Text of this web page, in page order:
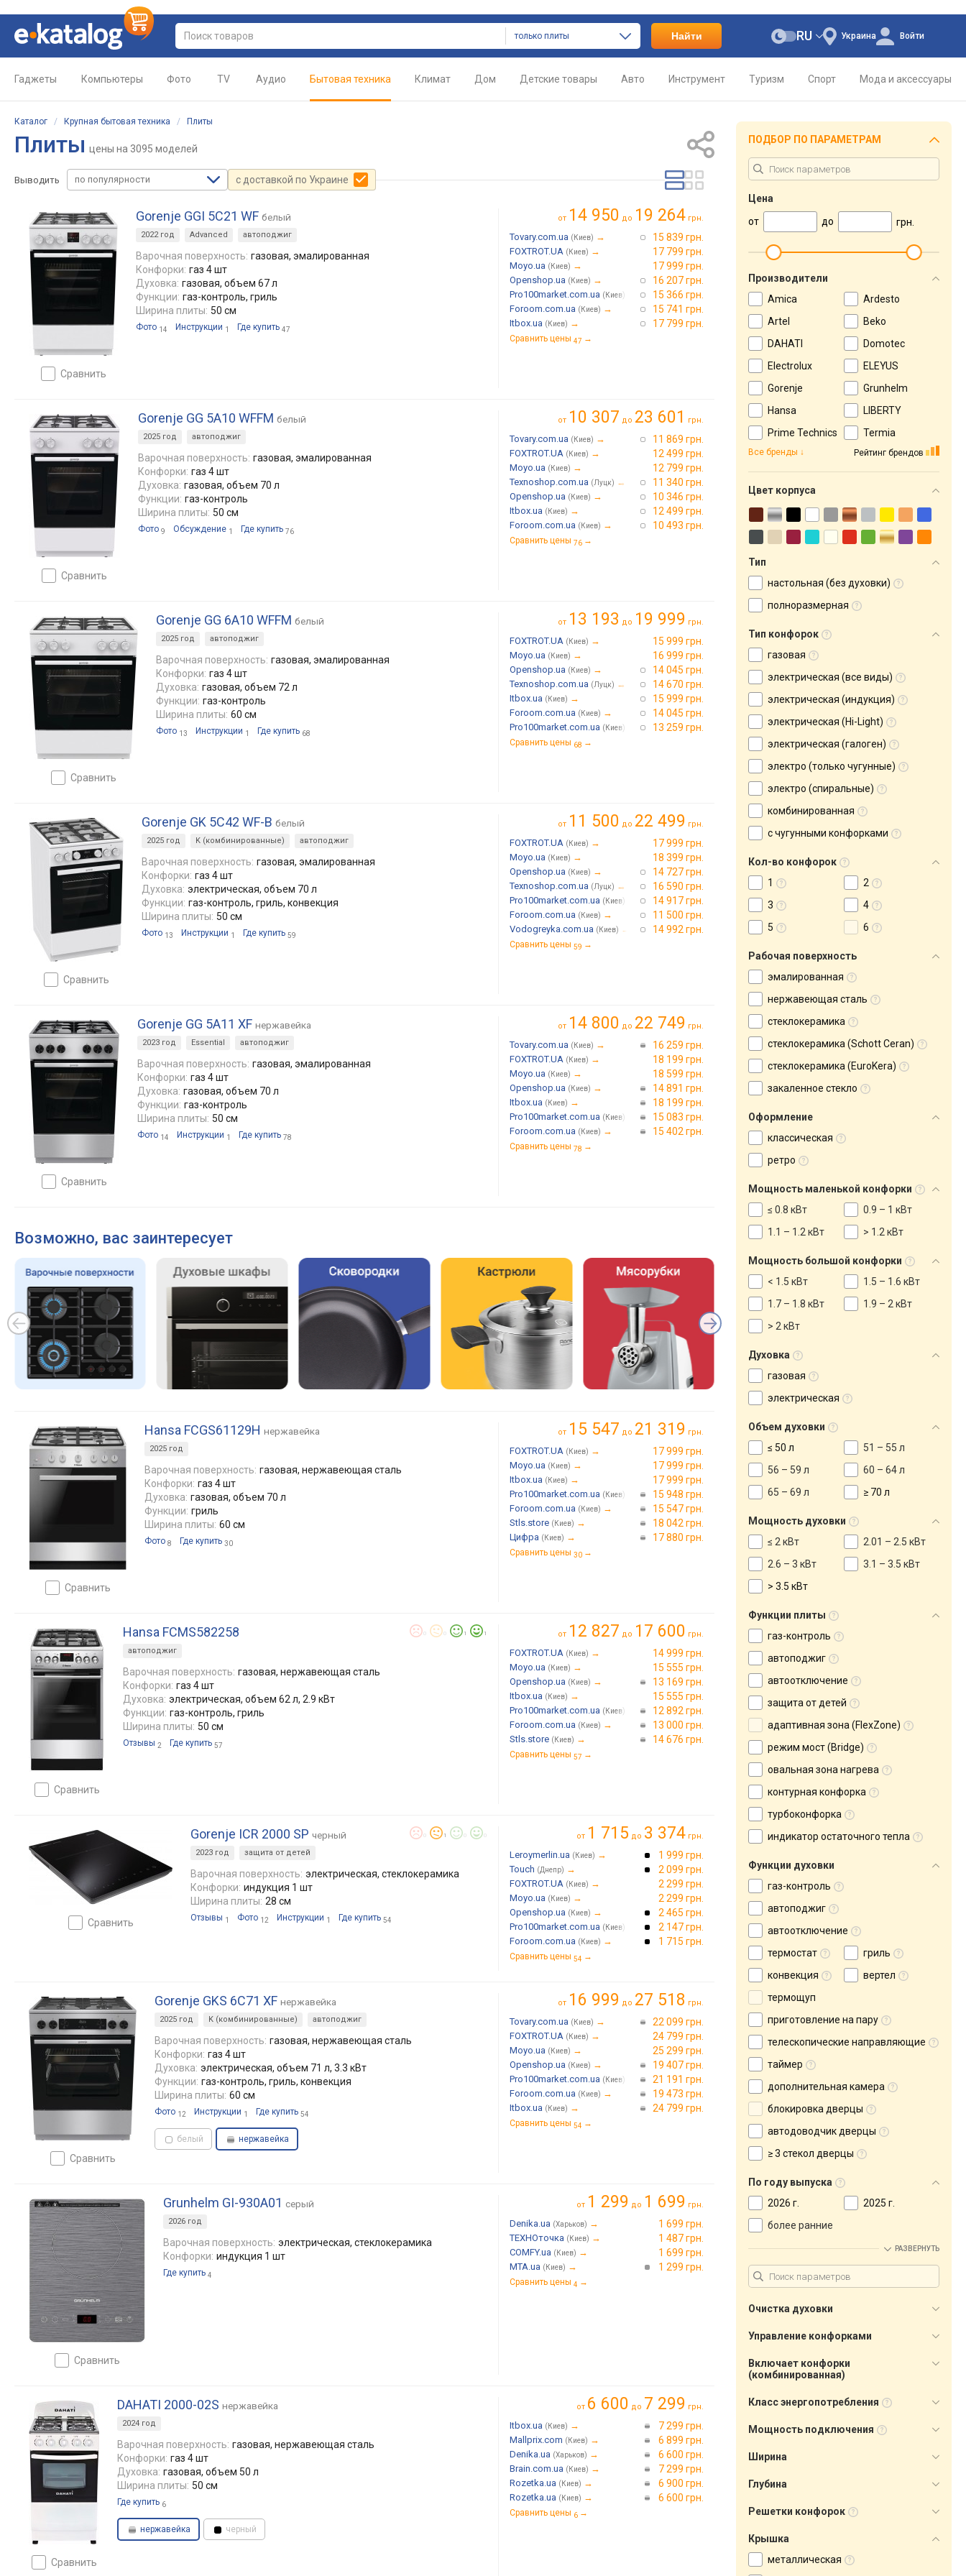
только плиты Найти Украина
RU Войти
Гаджеты Компьютеры Фото TV Аудио Бытовая техника Климат Дом Детские товары Авто Инструмент Туризм Спорт Мода и аксессуары
Каталог / Крупная бытовая техника / Плиты
Плиты цены на 3095 моделей
Выводить по популярности с доставкой по Украине
сравнить
Gorenje GGI 5C21 WF белый
2022 год Advanced автоподжиг
Варочная поверхность: газовая, эмалированная
Конфорки: газ 4 шт
Духовка: газовая, объем 67 л
Функции: газ-контроль, гриль
Ширина плиты: 50 см
Фото 14 Инструкции 1 Где купить 47
от 14 950 до 19 264 грн.
Tovary.com.ua (Киев) → 15 839 грн.
FOXTROT.UA (Киев) → 17 799 грн.
Moyo.ua (Киев) → 17 999 грн.
Openshop.ua (Киев) → 16 207 грн.
Pro100market.com.ua (Киев) 15 366 грн.
Foroom.com.ua (Киев) → 15 741 грн.
Itbox.ua (Киев) → 17 799 грн.
Сравнить цены 47 →
сравнить
Gorenje GG 5A10 WFFM белый
2025 год автоподжиг
Варочная поверхность: газовая, эмалированная
Конфорки: газ 4 шт
Духовка: газовая, объем 70 л
Функции: газ-контроль
Ширина плиты: 50 см
Фото 9 Обсуждение 1 Где купить 76
от 10 307 до 23 601 грн.
Tovary.com.ua (Киев) → 11 869 грн.
FOXTROT.UA (Киев) → 12 499 грн.
Moyo.ua (Киев) → 12 799 грн.
Texnoshop.com.ua (Луцк) → 11 340 грн.
Openshop.ua (Киев) → 10 346 грн.
Itbox.ua (Киев) → 12 499 грн.
Foroom.com.ua (Киев) → 10 493 грн.
Сравнить цены 76 →
сравнить
Gorenje GG 6A10 WFFM белый
2025 год автоподжиг
Варочная поверхность: газовая, эмалированная
Конфорки: газ 4 шт
Духовка: газовая, объем 72 л
Функции: газ-контроль
Ширина плиты: 60 см
Фото 13 Инструкции 1 Где купить 68
от 13 193 до 19 999 грн.
FOXTROT.UA (Киев) → 15 999 грн.
Moyo.ua (Киев) → 16 999 грн.
Openshop.ua (Киев) → 14 045 грн.
Texnoshop.com.ua (Луцк) → 14 670 грн.
Itbox.ua (Киев) → 15 999 грн.
Foroom.com.ua (Киев) → 14 045 грн.
Pro100market.com.ua (Киев) 13 259 грн.
Сравнить цены 68 →
сравнить
Gorenje GK 5C42 WF-B белый
2025 год K (комбинированные) автоподжиг
Варочная поверхность: газовая, эмалированная
Конфорки: газ 4 шт
Духовка: электрическая, объем 70 л
Функции: газ-контроль, гриль, конвекция
Ширина плиты: 50 см
Фото 13 Инструкции 1 Где купить 59
от 11 500 до 22 499 грн.
FOXTROT.UA (Киев) → 17 999 грн.
Moyo.ua (Киев) → 18 399 грн.
Openshop.ua (Киев) → 14 727 грн.
Texnoshop.com.ua (Луцк) → 16 590 грн.
Pro100market.com.ua (Киев) 14 917 грн.
Foroom.com.ua (Киев) → 11 500 грн.
Vodogreyka.com.ua (Киев) → 14 992 грн.
Сравнить цены 59 →
сравнить
Gorenje GG 5A11 XF нержавейка
2023 год Essential автоподжиг
Варочная поверхность: газовая, эмалированная
Конфорки: газ 4 шт
Духовка: газовая, объем 70 л
Функции: газ-контроль
Ширина плиты: 50 см
Фото 14 Инструкции 1 Где купить 78
от 14 800 до 22 749 грн.
Tovary.com.ua (Киев) → 16 259 грн.
FOXTROT.UA (Киев) → 18 199 грн.
Moyo.ua (Киев) → 18 599 грн.
Openshop.ua (Киев) → 14 891 грн.
Itbox.ua (Киев) → 18 199 грн.
Pro100market.com.ua (Киев) 15 083 грн.
Foroom.com.ua (Киев) → 15 402 грн.
Сравнить цены 78 →
Возможно, вас заинтересует
сравнить
Hansa FCGS61129H нержавейка
2025 год
Варочная поверхность: газовая, нержавеющая сталь
Конфорки: газ 4 шт
Духовка: газовая, объем 70 л
Функции: гриль
Ширина плиты: 60 см
Фото 8 Где купить 30
от 15 547 до 21 319 грн.
FOXTROT.UA (Киев) → 17 999 грн.
Moyo.ua (Киев) → 17 999 грн.
Itbox.ua (Киев) → 17 999 грн.
Pro100market.com.ua (Киев) 15 948 грн.
Foroom.com.ua (Киев) → 15 547 грн.
Stls.store (Киев) → 18 042 грн.
Цифра (Киев) → 17 880 грн.
Сравнить цены 30 →
сравнить
Hansa FCMS582258 1 1
автоподжиг
Варочная поверхность: газовая, нержавеющая сталь
Конфорки: газ 4 шт
Духовка: электрическая, объем 62 л, 2.9 кВт
Функции: газ-контроль, гриль
Ширина плиты: 50 см
Отзывы 2 Где купить 57
от 12 827 до 17 600 грн.
FOXTROT.UA (Киев) → 14 999 грн.
Moyo.ua (Киев) → 15 555 грн.
Openshop.ua (Киев) → 13 169 грн.
Itbox.ua (Киев) → 15 555 грн.
Pro100market.com.ua (Киев) 12 892 грн.
Foroom.com.ua (Киев) → 13 000 грн.
Stls.store (Киев) → 14 676 грн.
Сравнить цены 57 →
сравнить
Gorenje ICR 2000 SP черный 1
2023 год защита от детей
Варочная поверхность: электрическая, стеклокерамика
Конфорки: индукция 1 шт
Ширина плиты: 28 см
Отзывы 1 Фото 12 Инструкции 1 Где купить 54
от 1 715 до 3 374 грн.
Leroymerlin.ua (Киев) → 1 999 грн.
Touch (Днепр) → 2 099 грн.
FOXTROT.UA (Киев) → 2 299 грн.
Moyo.ua (Киев) → 2 299 грн.
Openshop.ua (Киев) → 2 465 грн.
Pro100market.com.ua (Киев) 2 147 грн.
Foroom.com.ua (Киев) → 1 715 грн.
Сравнить цены 54 →
сравнить
Gorenje GKS 6C71 XF нержавейка
2025 год K (комбинированные) автоподжиг
Варочная поверхность: газовая, нержавеющая сталь
Конфорки: газ 4 шт
Духовка: электрическая, объем 71 л, 3.3 кВт
Функции: газ-контроль, гриль, конвекция
Ширина плиты: 60 см
Фото 12 Инструкции 1 Где купить 54
белый нержавейка
от 16 999 до 27 518 грн.
Tovary.com.ua (Киев) → 22 099 грн.
FOXTROT.UA (Киев) → 24 799 грн.
Moyo.ua (Киев) → 25 299 грн.
Openshop.ua (Киев) → 19 407 грн.
Pro100market.com.ua (Киев) 21 191 грн.
Foroom.com.ua (Киев) → 19 473 грн.
Itbox.ua (Киев) → 24 799 грн.
Сравнить цены 54 →
сравнить
Grunhelm GI-930A01 серый
2026 год
Варочная поверхность: электрическая, стеклокерамика
Конфорки: индукция 1 шт
Где купить 4
от 1 299 до 1 699 грн.
Denika.ua (Харьков) → 1 699 грн.
ТЕХНОточка (Киев) → 1 487 грн.
COMFY.ua (Киев) → 1 699 грн.
MTA.ua (Киев) → 1 299 грн.
Сравнить цены 4 →
сравнить
DAHATI 2000-02S нержавейка
2024 год
Варочная поверхность: газовая, нержавеющая сталь
Конфорки: газ 4 шт
Духовка: газовая, объем 50 л
Ширина плиты: 50 см
Где купить 6
нержавейка черный
от 6 600 до 7 299 грн.
Itbox.ua (Киев) → 7 299 грн.
Mallprix.com (Киев) → 6 899 грн.
Denika.ua (Харьков) → 6 600 грн.
Brain.com.ua (Киев) → 7 299 грн.
Rozetka.ua (Киев) → 6 900 грн.
Rozetka.ua (Киев) → 6 600 грн.
Сравнить цены 6 →
ПОДБОР ПО ПАРАМЕТРАМ
Цена
от
до грн.
Производители
Amica
Ardesto
Artel
Beko
DAHATI
Domotec
Electrolux
ELEYUS
Gorenje
Grunhelm
Hansa
LIBERTY
Prime Technics
Termia
Рейтинг брендов
Все бренды
Цвет корпуса
Тип
настольная (без духовки)
полноразмерная
Тип конфорок
газовая
электрическая (все виды)
электрическая (индукция)
электрическая (Hi-Light)
электрическая (галоген)
электро (только чугунные)
электро (спиральные)
комбинированная
с чугунными конфорками
Кол-во конфорок
1
2
3
4
5
6
Рабочая поверхность
эмалированная
нержавеющая сталь
стеклокерамика
стеклокерамика (Schott Ceran)
стеклокерамика (EuroKera)
закаленное стекло
Оформление
классическая
ретро
Мощность маленькой конфорки
≤ 0.8 кВт
0.9 – 1 кВт
1.1 – 1.2 кВт
> 1.2 кВт
Мощность большой конфорки
< 1.5 кВт
1.5 – 1.6 кВт
1.7 – 1.8 кВт
1.9 – 2 кВт
> 2 кВт
Духовка
газовая
электрическая
Объем духовки
≤ 50 л
51 – 55 л
56 – 59 л
60 – 64 л
65 – 69 л
≥ 70 л
Мощность духовки
≤ 2 кВт
2.01 – 2.5 кВт
2.6 – 3 кВт
3.1 – 3.5 кВт
> 3.5 кВт
Функции плиты
газ-контроль
автоподжиг
автоотключение
защита от детей
адаптивная зона (FlexZone)
режим мост (Bridge)
овальная зона нагрева
контурная конфорка
турбоконфорка
индикатор остаточного тепла
Функции духовки
газ-контроль
автоподжиг
автоотключение
термостат
гриль
конвекция
вертел
термощуп
приготовление на пару
телескопические направляющие
таймер
дополнительная камера
блокировка дверцы
автодоводчик дверцы
≥ 3 стекол дверцы
По году выпуска
2026 г.
2025 г.
более ранние
РАЗВЕРНУТЬ
Очистка духовки
Управление конфорками
Включает конфорки
(комбинированная)
Класс энергопотребления
Мощность подключения
Ширина
Глубина
Решетки конфорок
Крышка
металлическая